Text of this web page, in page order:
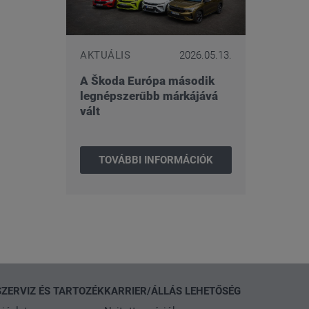
AKTUÁLIS 2026.05.13.
A Škoda Európa második
legnépszerűbb márkájává
vált
TOVÁBBI INFORMÁCIÓK
ÉS TARTOZÉKKARRIER/ÁLLÁS LEHETŐSÉG